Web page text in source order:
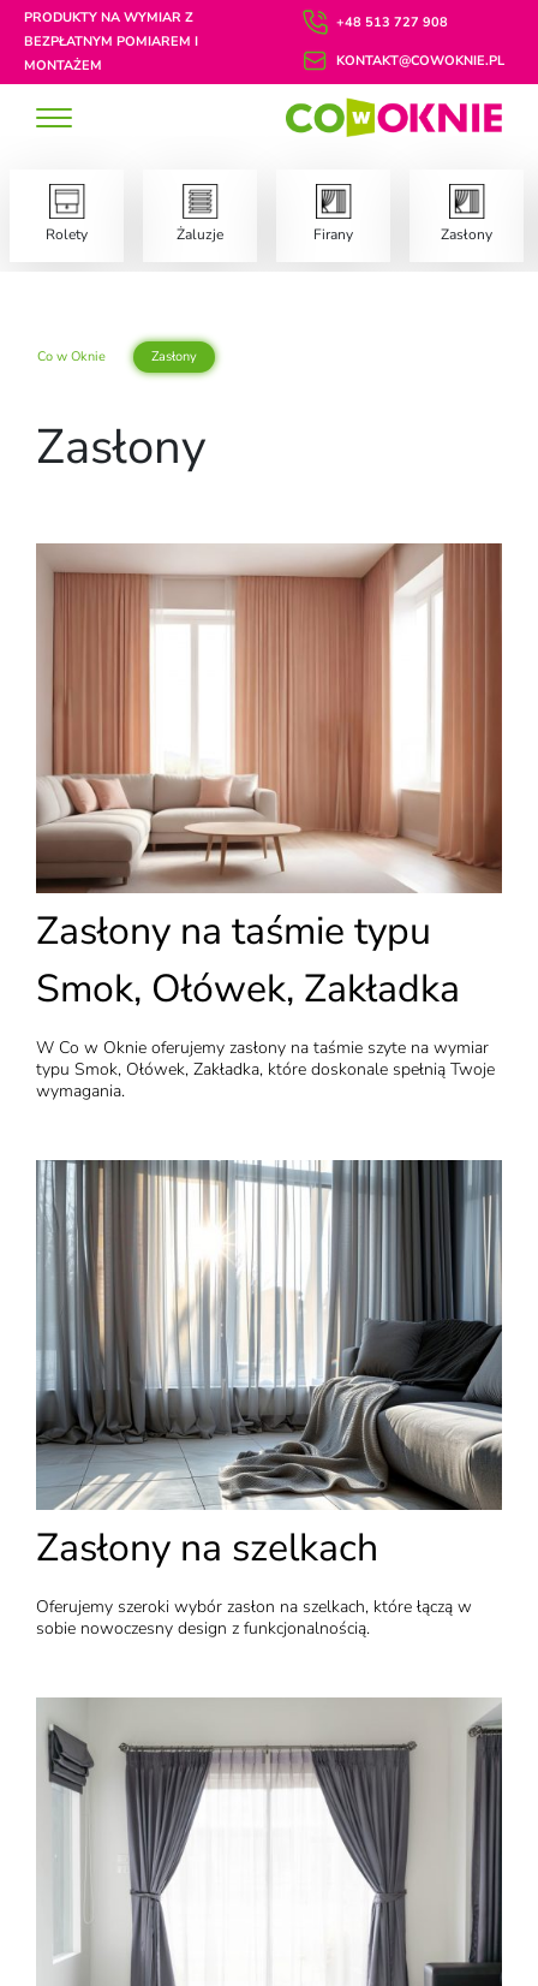
PRODUKTY NA WYMIAR Z
BEZPŁATNYM POMIAREM I
MONTAŻEM
+48 513 727 908
KONTAKT@COWOKNIE.PL
Rolety Żaluzje Firany Zasłony
Co w Oknie Zasłony
Zasłony
Zasłony na taśmie typu
Smok, Ołówek, Zakładka
W Co w Oknie oferujemy zasłony na taśmie szyte na wymiar
typu Smok, Ołówek, Zakładka, które doskonale spełnią Twoje
wymagania.
Zasłony na szelkach
Oferujemy szeroki wybór zasłon na szelkach, które łączą w
sobie nowoczesny design z funkcjonalnością.